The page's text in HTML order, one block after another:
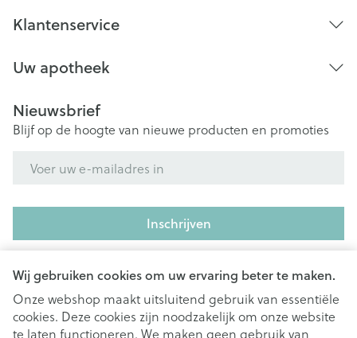
Wij gebruiken cookies om uw ervaring beter te maken.
Onze webshop maakt uitsluitend gebruik van essentiële
cookies. Deze cookies zijn noodzakelijk om onze website
te laten functioneren. We maken geen gebruik van
Klantenservice
Uw apotheek
Nieuwsbrief
Blijf op de hoogte van nieuwe producten en promoties
Inschrijven
nieuwsbrief en gaat u akkoord met onzeprivacy policy.